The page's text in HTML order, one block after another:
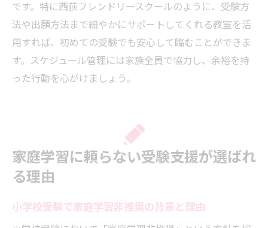
です。特に西荻フレンドリースクールのように、受験方
法や出願方法まで細やかにサポートしてくれる教室を活
用すれば、初めての受験でも安心して臨むことができま
す。スケジュール管理には家族全員で協力し、余裕を持
った行動を心がけましょう。
家庭学習に頼らない受験支援が選ばれ
る理由
小学校受験で家庭学習非推奨の背景と理由